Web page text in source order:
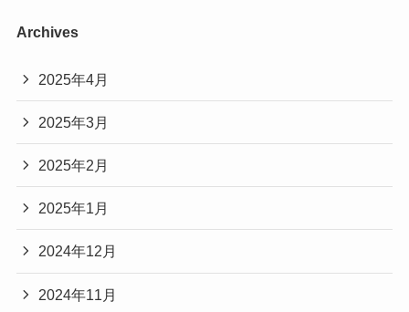
Archives
2025年4月
2025年3月
2025年2月
2025年1月
2024年12月
2024年11月